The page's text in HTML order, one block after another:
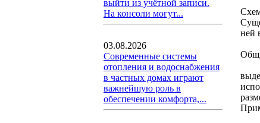
выйти из учётной записи.
На консоли могут...
03.08.2026
Современные системы
отопления и водоснабжения
в частных домах играют
важнейшую роль в
обеспечении комфорта,...
ней